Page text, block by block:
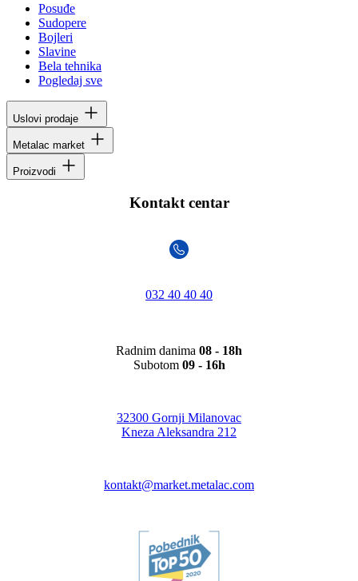
Posuđe
Sudopere
Bojleri
Slavine
Bela tehnika
Pogledaj sve
Uslovi prodaje
Metalac market
Proizvodi
Kontakt centar
032 40 40 40
Radnim danima 08 - 18h
Subotom 09 - 16h
32300 Gornji Milanovac
Kneza Aleksandra 212
kontakt@market.metalac.com